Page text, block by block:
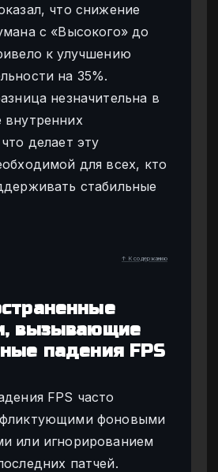
что снижение
с «Высокого» до
к улучшению
на 35%.
незначительна в
делает эту
для всех, кто
стабильные
↑ К содержанию
вызывающие
падения FPS
FPS часто
фоновыми
или игнорированием
патчей.